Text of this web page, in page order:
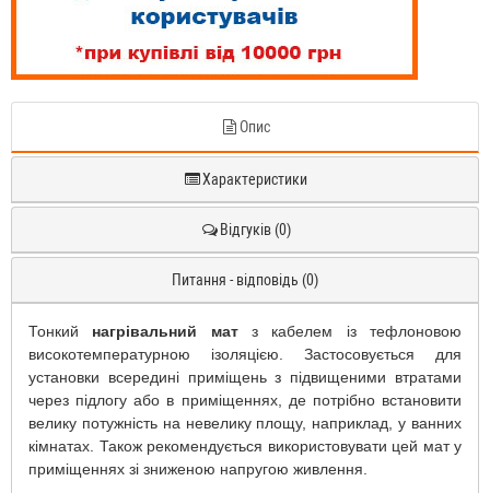
Опис
Характеристики
Відгуків (0)
Питання - відповідь (0)
Тонкий нагрівальний мат
з кабелем із тефлоновою
високотемпературною ізоляцією. Застосовується для
установки всередині приміщень з підвищеними втратами
через підлогу або в приміщеннях, де потрібно встановити
велику потужність на невелику площу, наприклад, у ванних
кімнатах. Також рекомендується використовувати цей мат у
приміщеннях зі зниженою напругою живлення.